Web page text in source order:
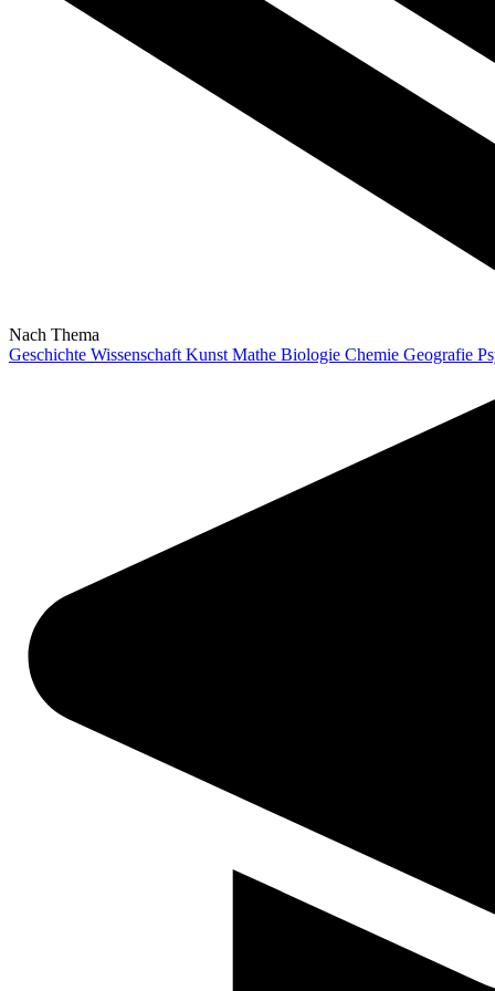
Nach Thema
Geschichte Wissenschaft Kunst Mathe Biologie Chemie Geografie